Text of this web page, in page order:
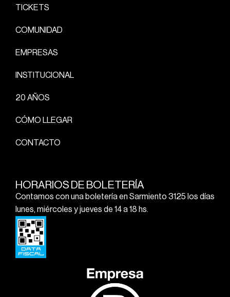
TICKETS
COMUNIDAD
EMPRESAS
INSTITUCIONAL
20 AÑOS
CÓMO LLEGAR
CONTACTO
HORARIOS DE BOLETERÍA
Contamos con una boletería en Sarmiento 3125 los días
lunes, miércoles y jueves de 14 a 18 hs.